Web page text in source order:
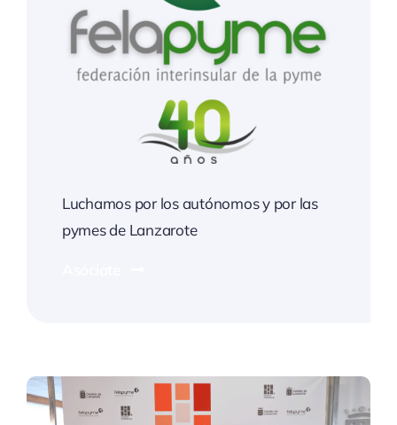
Luchamos por los autónomos y por las
pymes de Lanzarote